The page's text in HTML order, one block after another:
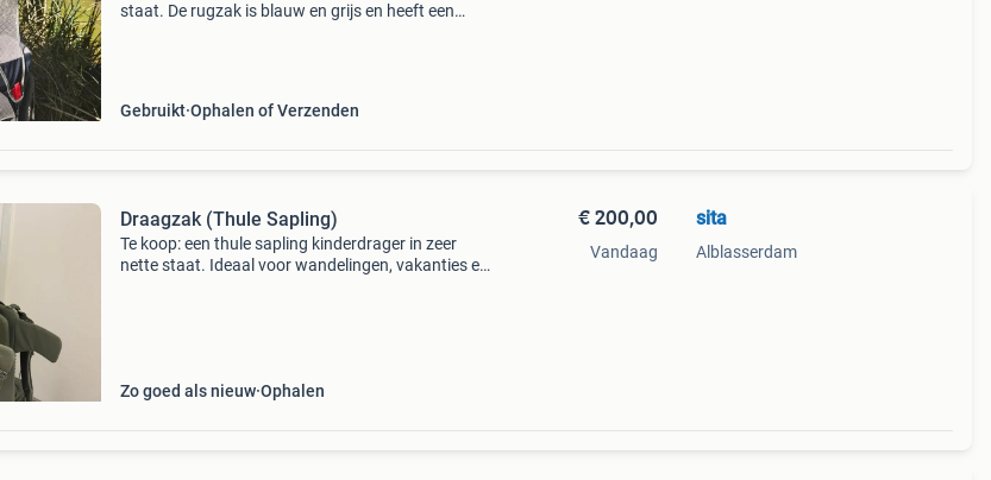
staat. De rugzak is blauw en grijs en heeft een
Gebruikt Ophalen of Verzenden
Draagzak (Thule Sapling)
Te koop: een thule sapling kinderdrager in zeer
nette staat. Ideaal voor wandelingen, vakanties en
Zo goed als nieuw Ophalen
€ 200,00
Vandaag
sita
Alblasserdam